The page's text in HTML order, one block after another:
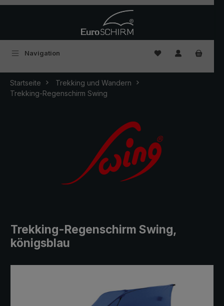
Navigation Du hast 0
Startseite
Trekking und Wandern
Trekking-Regenschirm Swing
Trekking-Regenschirm Swing,
königsblau